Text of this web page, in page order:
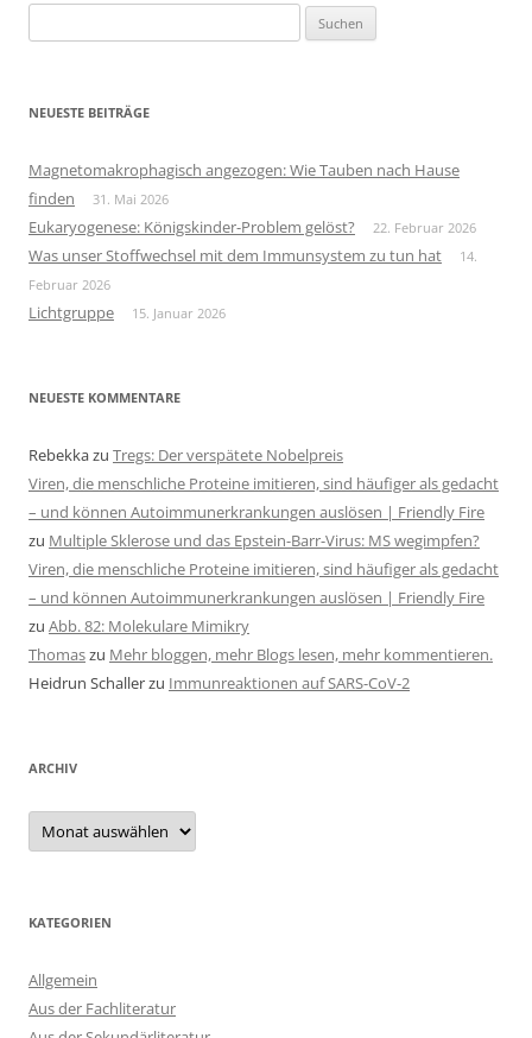
nach:
NEUESTE BEITRÄGE
Magnetomakrophagisch angezogen: Wie Tauben nach Hause
finden
31. Mai 2026
Eukaryogenese: Königskinder-Problem gelöst? 22. Februar 2026
Was unser Stoffwechsel mit dem Immunsystem zu tun hat
14.
Februar 2026
Lichtgruppe 15. Januar 2026
NEUESTE KOMMENTARE
Rebekkazu Tregs: Der verspätete Nobelpreis
Viren, die menschliche Proteine imitieren, sind häufiger als gedacht
– und können Autoimmunerkrankungen auslösen | Friendly Fire
zu Multiple Sklerose und das Epstein-Barr-Virus: MS wegimpfen?
Viren, die menschliche Proteine imitieren, sind häufiger als gedacht
– und können Autoimmunerkrankungen auslösen | Friendly Fire
zu Abb. 82: Molekulare Mimikry
Thomaszu Mehr bloggen, mehr Blogs lesen, mehr kommentieren.
Heidrun Schallerzu Immunreaktionen auf SARS-CoV-2
ARCHIV
Archiv
KATEGORIEN
Allgemein
Aus der Fachliteratur